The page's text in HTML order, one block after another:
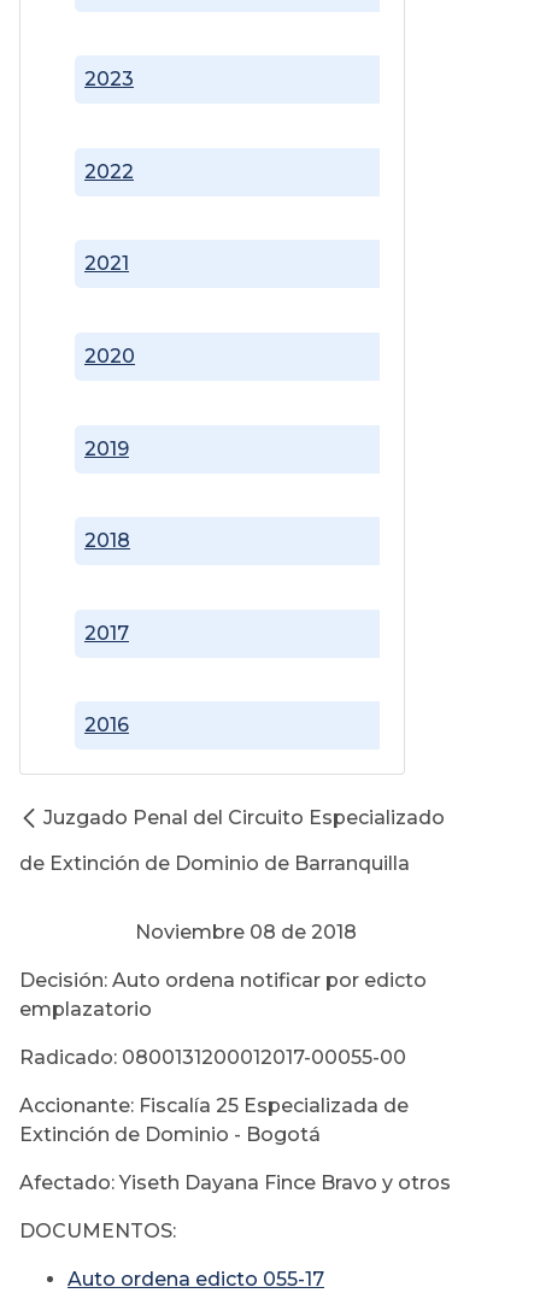
2016
2017
2018
2019
2020
2021
2022
2023
Juzgado Penal del Circuito Especializado
de Extinción de Dominio de Barranquilla
Noviembre 08 de 2018
Decisión: Auto ordena notificar por edicto
emplazatorio
Radicado: 0800131200012017-00055-00
Accionante: Fiscalía 25 Especializada de
Extinción de Dominio - Bogotá
Afectado: Yiseth Dayana Fince Bravo y otros
DOCUMENTOS:
Auto ordena edicto 055-17